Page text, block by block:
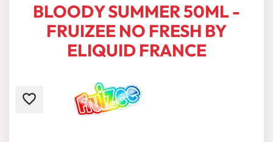
BLOODY SUMMER 50ML -
FRUIZEE NO FRESH BY
ELIQUID FRANCE
favorite_border